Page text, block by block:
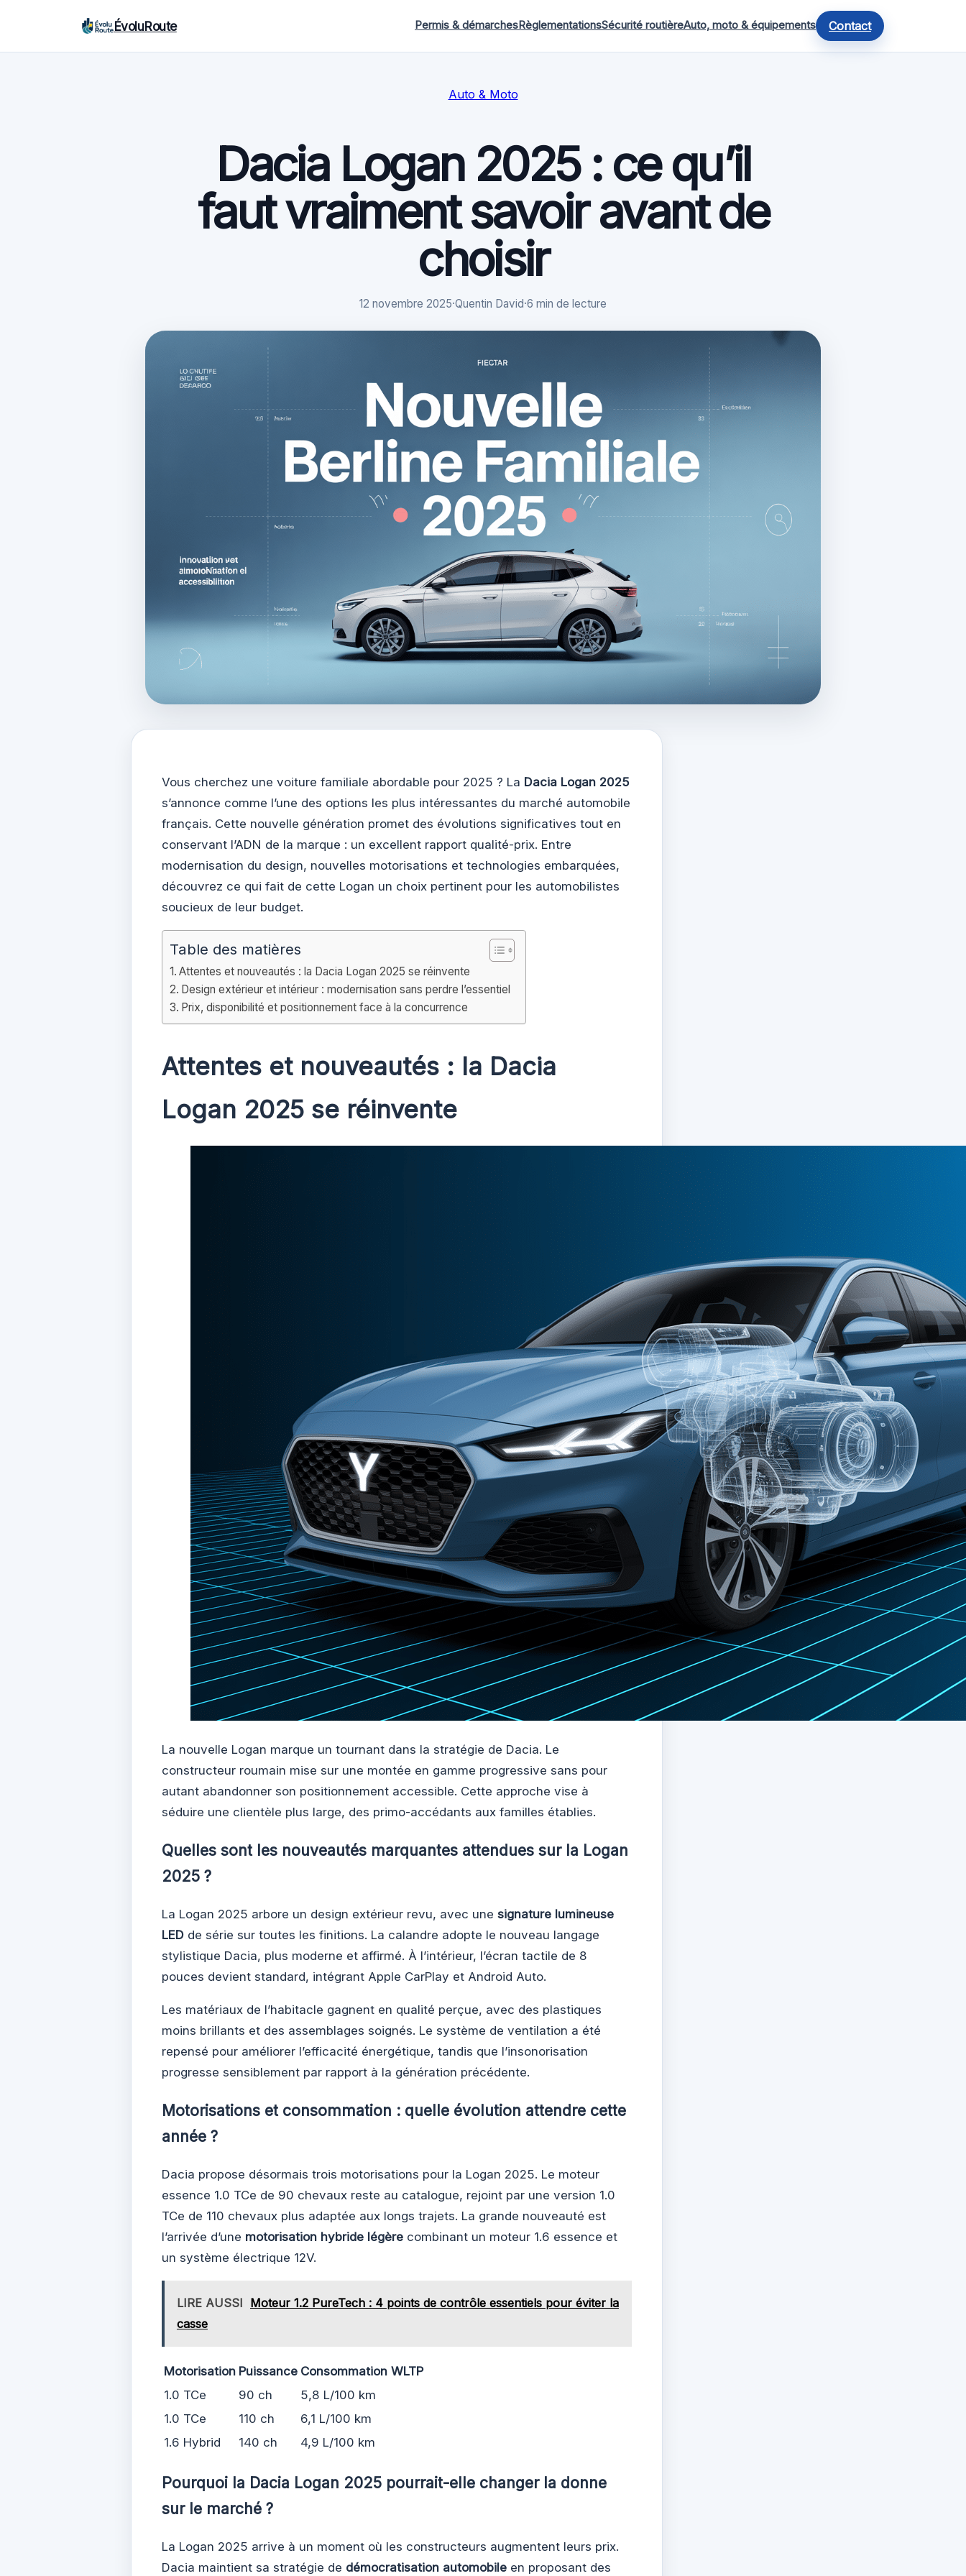
ÉvoluRoute Permis & démarchesRèglementationsSécurité routièreAuto, moto & équipements Contact
Auto & Moto
Dacia Logan 2025 : ce qu’il
faut vraiment savoir avant de
choisir
12 novembre 2025·Quentin David·6 min de lecture
Vous cherchez une voiture familiale abordable pour 2025 ? La Dacia Logan 2025
s’annonce comme l’une des options les plus intéressantes du marché automobile
français. Cette nouvelle génération promet des évolutions significatives tout en
conservant l’ADN de la marque : un excellent rapport qualité-prix. Entre
modernisation du design, nouvelles motorisations et technologies embarquées,
découvrez ce qui fait de cette Logan un choix pertinent pour les automobilistes
soucieux de leur budget.
Table des matières
Attentes et nouveautés : la Dacia Logan 2025 se réinvente
Design extérieur et intérieur : modernisation sans perdre l’essentiel
Prix, disponibilité et positionnement face à la concurrence
Attentes et nouveautés : la Dacia
Logan 2025 se réinvente
La nouvelle Logan marque un tournant dans la stratégie de Dacia. Le
constructeur roumain mise sur une montée en gamme progressive sans pour
autant abandonner son positionnement accessible. Cette approche vise à
séduire une clientèle plus large, des primo-accédants aux familles établies.
Quelles sont les nouveautés marquantes attendues sur la Logan
2025 ?
La Logan 2025 arbore un design extérieur revu, avec une signature lumineuse
LED de série sur toutes les finitions. La calandre adopte le nouveau langage
stylistique Dacia, plus moderne et affirmé. À l’intérieur, l’écran tactile de 8
pouces devient standard, intégrant Apple CarPlay et Android Auto.
Les matériaux de l’habitacle gagnent en qualité perçue, avec des plastiques
moins brillants et des assemblages soignés. Le système de ventilation a été
repensé pour améliorer l’efficacité énergétique, tandis que l’insonorisation
progresse sensiblement par rapport à la génération précédente.
Motorisations et consommation : quelle évolution attendre cette
année ?
Dacia propose désormais trois motorisations pour la Logan 2025. Le moteur
essence 1.0 TCe de 90 chevaux reste au catalogue, rejoint par une version 1.0
TCe de 110 chevaux plus adaptée aux longs trajets. La grande nouveauté est
l’arrivée d’une motorisation hybride légère combinant un moteur 1.6 essence et
un système électrique 12V.
LIRE AUSSI Moteur 1.2 PureTech : 4 points de contrôle essentiels pour éviter la
casse
Motorisation Puissance Consommation WLTP
1.0 TCe
90 ch
5,8 L/100 km
1.0 TCe
110 ch
6,1 L/100 km
1.6 Hybrid
140 ch 4,9 L/100 km
Pourquoi la Dacia Logan 2025 pourrait-elle changer la donne
sur le marché ?
La Logan 2025 arrive à un moment où les constructeurs augmentent leurs prix.
Dacia maintient sa stratégie de démocratisation automobile en proposant des